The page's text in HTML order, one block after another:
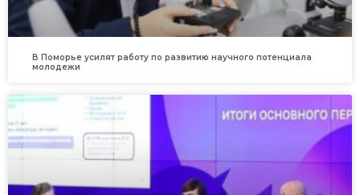
В Поморье усилят работу по развитию научного потенциала
молодежи